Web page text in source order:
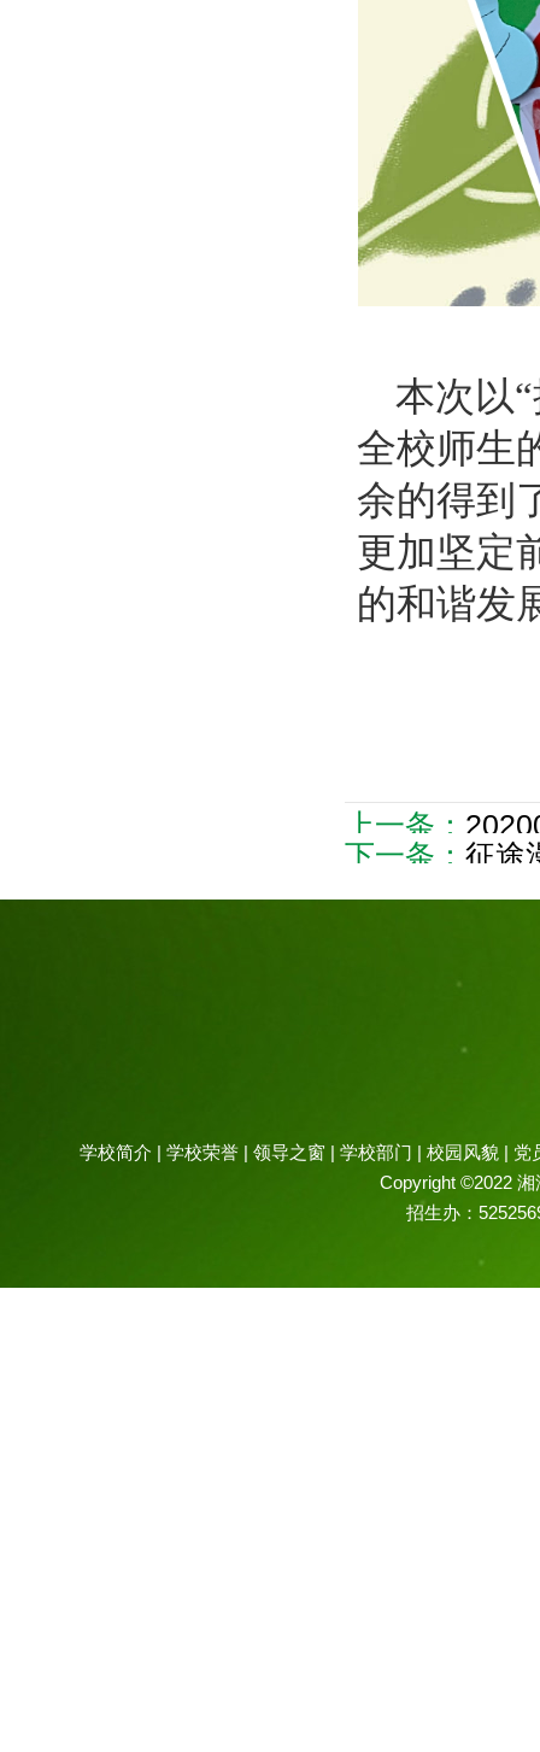
本次以
全校师生
余的得到
更加坚定
的和谐发
上一条：
下一条： 征途
学校简介 | 学校荣誉 | 领导之窗 | 学校部门 | 校园风貌 | 党
Copyright ©2022
招生办：